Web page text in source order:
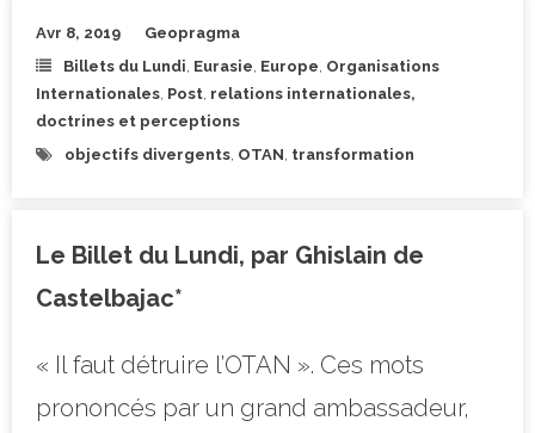
Avr 8, 2019
Geopragma
Billets du Lundi Eurasie Europe Organisations
Internationales Post relations internationales,
doctrines et perceptions
objectifs divergents OTAN transformation
Le Billet du Lundi, par Ghislain de
Castelbajac*
« Il faut détruire l’OTAN ». Ces mots
prononcés par un grand ambassadeur,